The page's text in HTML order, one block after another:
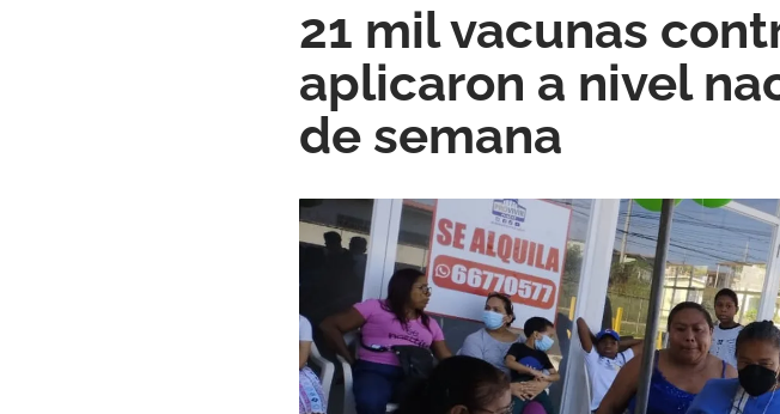
21 mil vacunas
aplicaron a nivel
de semana